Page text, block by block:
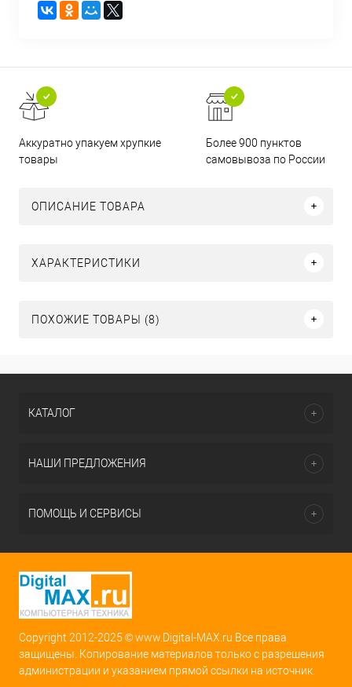
Аккуратно упакуем хрупкие
товары
Более 900 пунктов
самовывоза по России
ОПИСАНИЕ ТОВАРА
ХАРАКТЕРИСТИКИ
ПОХОЖИЕ ТОВАРЫ (8)
КАТАЛОГ
НАШИ ПРЕДЛОЖЕНИЯ
ПОМОЩЬ И СЕРВИСЫ
Copyright 2012-2025 © www.Digital-MAX.ru Все права
защищены. Копирование материалов только с разрешения
администрации и указанием прямой ссылки на источник.